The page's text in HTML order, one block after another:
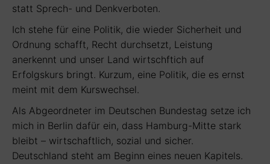
statt Sprech- und Denkverboten.
Ich stehe für eine Politik, die wieder Sicherheit und
Ordnung schafft, Recht durchsetzt, Leistung
anerkennt und unser Land wirtschftich auf
Erfolgskurs bringt. Kurzum, eine Politik, die es ernst
meint mit dem Kurswechsel.
Als Abgeordneter im Deutschen Bundestag setze ich
mich in Berlin dafür ein, dass Hamburg-Mitte stark
bleibt – wirtschaftlich, sozial und sicher.
Deutschland steht am Beginn eines neuen Kapitels.